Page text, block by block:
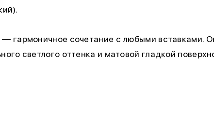
— гармоничное сочетание с любыми вставками.
светлого оттенка и матовой гладкой